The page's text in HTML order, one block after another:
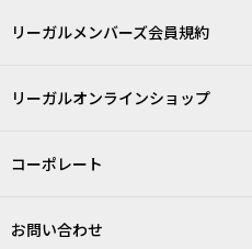
リーガルメンバーズ会員規約
リーガルオンラインショップ
コーポレート
お問い合わせ